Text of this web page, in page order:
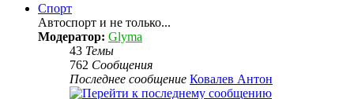
Спорт
Автоспорт и не только...
Модератор: Glyma
43 Темы
762 Сообщения
Последнее сообщение Ковалев Антон